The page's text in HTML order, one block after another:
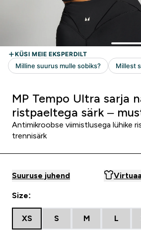
MP Tempo Ultra sarja
ristpaeltega särk –
Antimikroobse viimistlusega lühike
trennisärk
Suuruse juhend
Size:
XS S M L